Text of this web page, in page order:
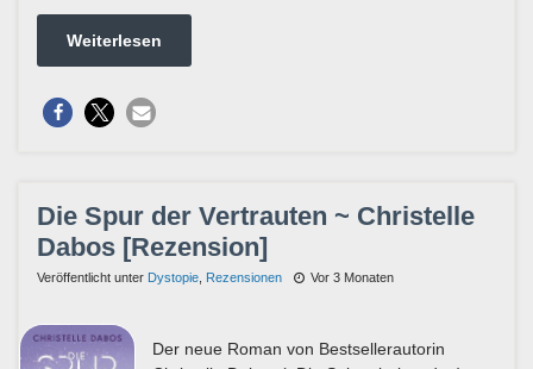
Weiterlesen
Die Spur der Vertrauten ~ Christelle
Dabos [Rezension]
Veröffentlicht unter Dystopie Rezensionen Vor 3 Monaten
Der neue Roman von Bestsellerautorin